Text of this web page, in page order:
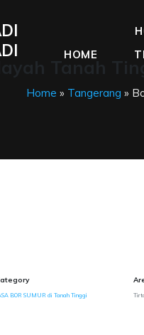
Home » Tangerang »
BOR SUMUR di Tanah Tinggi
HOME